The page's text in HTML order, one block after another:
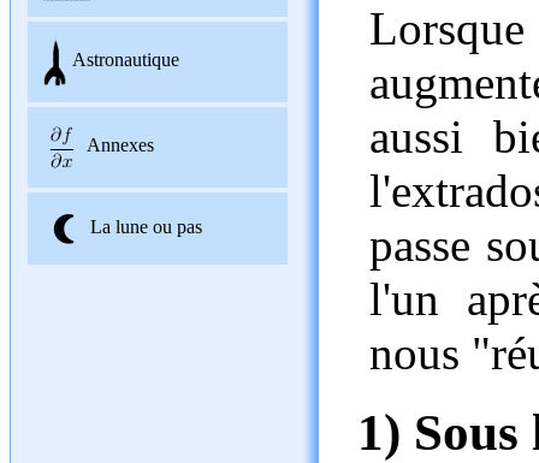
Astronautique
Annexes
La lune ou pas
aussi
passe
l'un
nous
1)